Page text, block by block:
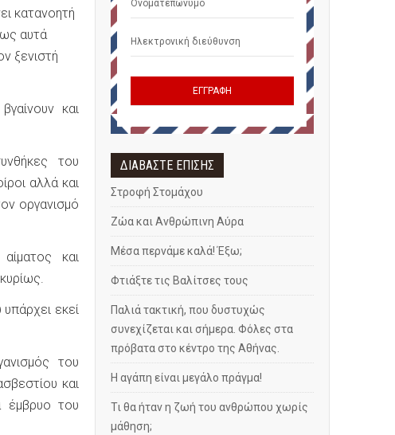
κατανοητή
αυτά
ξενιστή
και
του
αλλά και
οργανισμό
και
εκεί
του
και
έμβρυο του
ΔΙΑΒΑΣΤΕ ΕΠΙΣΗΣ
Στροφή Στομάχου
Ζώα και Ανθρώπινη Αύρα
Μέσα περνάμε καλά! Έξω;
Φτιάξτε τις Βαλίτσες τους
Παλιά τακτική, που δυστυχώς
συνεχίζεται και σήμερα. Φόλες στα
πρόβατα στο κέντρο της Αθήνας.
Η αγάπη είναι μεγάλο πράγμα!
Τι θα ήταν η ζωή του ανθρώπου χωρίς
μάθηση;